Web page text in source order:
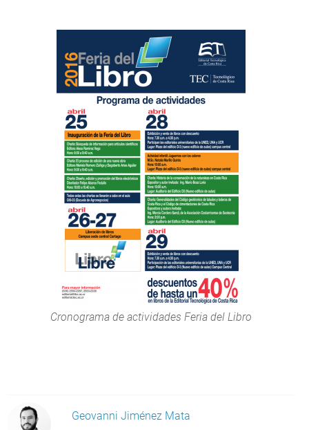
Cronograma de actividades Feria del Libro
Geovanni Jiménez Mata